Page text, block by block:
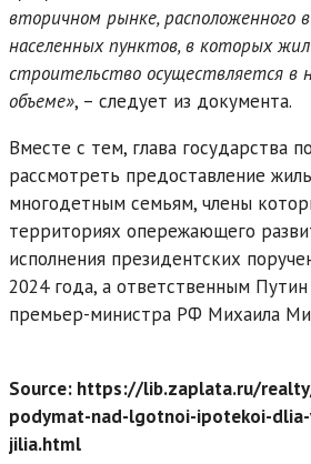
вторичном рынке, расположенного
населенных пунктов, в которых
строительство осуществляется в
объеме», – следует из документа.
Вместе с тем, глава государства
рассмотреть предоставление
многодетным семьям, члены
территориях опережающего
исполнения президентских
2024 года, а ответственным
премьер-министра РФ Михаила
Source: https://lib.zaplata.ru/
podymat-nad-lgotnoi-ipotekoi-
jilia.html